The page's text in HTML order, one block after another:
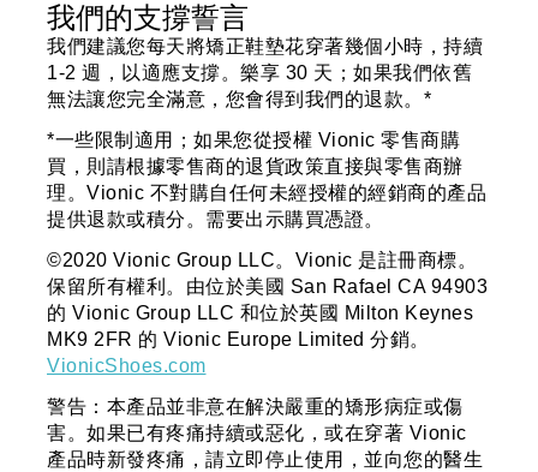
我們的支撐誓言
我們建議您每天將矯正鞋墊花穿著幾個小時，持續
1-2 週，以適應支撐。樂享 30 天；如果我們依舊
無法讓您完全滿意，您會得到我們的退款。*
*一些限制適用；如果您從授權 Vionic 零售商購
買，則請根據零售商的退貨政策直接與零售商辦
理。Vionic 不對購自任何未經授權的經銷商的產品
提供退款或積分。需要出示購買憑證。
©2020 Vionic Group LLC。Vionic 是註冊商標。
保留所有權利。由位於美國 San Rafael CA 94903
的 Vionic Group LLC 和位於英國 Milton Keynes
MK9 2FR 的 Vionic Europe Limited 分銷。
VionicShoes.com
警告：本產品並非意在解決嚴重的矯形病症或傷
害。如果已有疼痛持續或惡化，或在穿著 Vionic
產品時新發疼痛，請立即停止使用，並向您的醫生